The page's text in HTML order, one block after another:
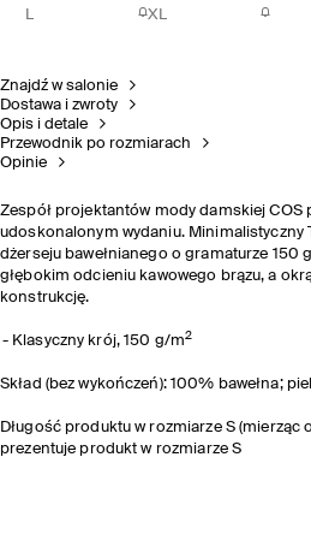
L XL
Znajdź w salonie
Dostawa i zwroty
Opis i detale
Przewodnik po rozmiarach
Opinie
Zespół projektantów mody damskiej COS
udoskonalonym wydaniu. Minimalistyczny
dżerseju bawełnianego o gramaturze 150
głębokim odcieniu kawowego brązu, a
konstrukcję.
Klasyczny krój, 150 g/m2
Skład (bez wykończeń): 100% bawełna;
Długość produktu w rozmiarze S (mierząc
prezentuje produkt w rozmiarze S